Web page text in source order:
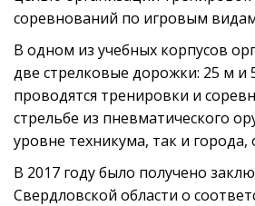
соревнований по игровым
В одном из учебных корпусов
две стрелковые дорожки: 25 м и
проводятся тренировки и
стрельбе из пневматического
уровне техникума, так и города,
В 2017 году было получено
Свердловской области о